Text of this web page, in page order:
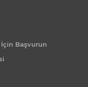
Başvurun